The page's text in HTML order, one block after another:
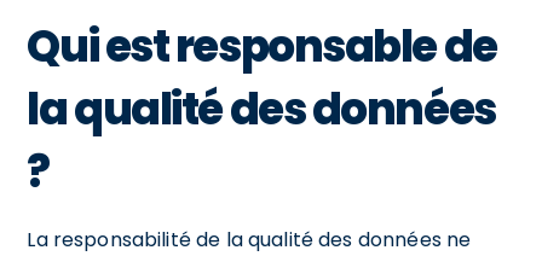
Qui est responsable de
la qualité des données
?
La responsabilité de la qualité des données ne